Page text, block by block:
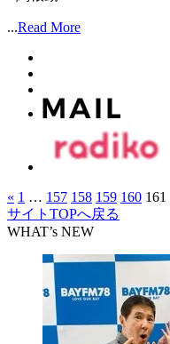
...Read More
« 1 … 157 158 159 160 161
サイトTOPへ戻る
WHAT’s NEW